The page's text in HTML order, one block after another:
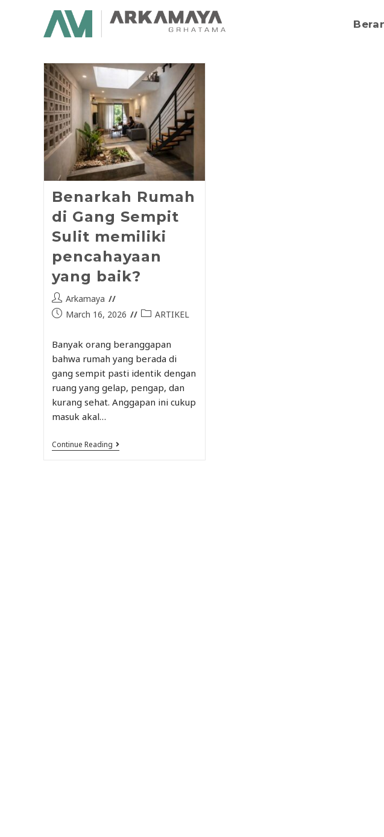
Benarkah Rumah
di Gang Sempit
Sulit memiliki
pencahayaan
yang baik?
Arkamaya
March 16, 2026
ARTIKEL
Banyak orang beranggapan
bahwa rumah yang berada di
gang sempit pasti identik dengan
ruang yang gelap, pengap, dan
kurang sehat. Anggapan ini cukup
masuk akal…
Continue Reading